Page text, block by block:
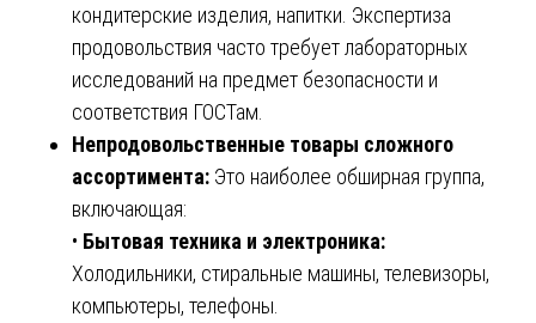
кондитерские изделия, напитки. Экспертиза
продовольствия часто требует лабораторных
исследований на предмет безопасности и
соответствия ГОСТам.
Непродовольственные товары сложного
ассортимента: Это наиболее обширная группа,
включающая:
• Бытовая техника и электроника:
Холодильники, стиральные машины, телевизоры,
компьютеры, телефоны.